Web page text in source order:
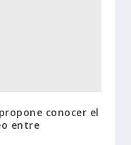
conocer el
entre